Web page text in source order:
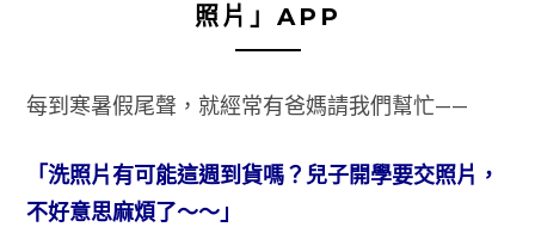
照片」APP
每到寒暑假尾聲，就經常有爸媽請我們幫忙——
「洗照片有可能這週到貨嗎？兒子開學要交照片，
不好意思麻煩了～～」